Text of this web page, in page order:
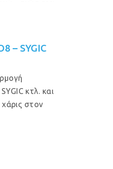
– SYGIC
κτλ. και
χάρις στον